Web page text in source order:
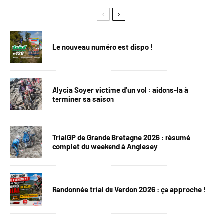
Le nouveau numéro est dispo !
Alycia Soyer victime d’un vol : aidons-la à
terminer sa saison
TrialGP de Grande Bretagne 2026 : résumé
complet du weekend à Anglesey
Randonnée trial du Verdon 2026 : ça approche !